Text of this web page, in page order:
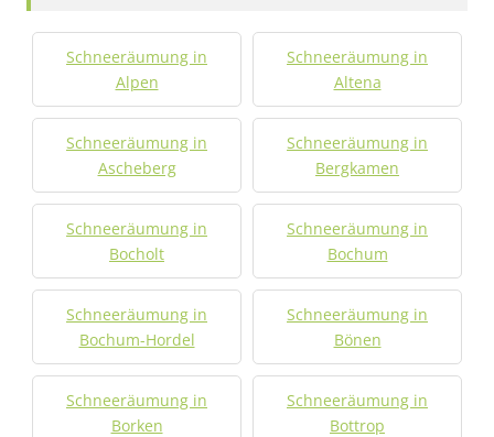
Schneeräumung in
Alpen
Schneeräumung in
Altena
Schneeräumung in
Ascheberg
Schneeräumung in
Bergkamen
Schneeräumung in
Bocholt
Schneeräumung in
Bochum
Schneeräumung in
Bochum-Hordel
Schneeräumung in
Bönen
Schneeräumung in
Borken
Schneeräumung in
Bottrop